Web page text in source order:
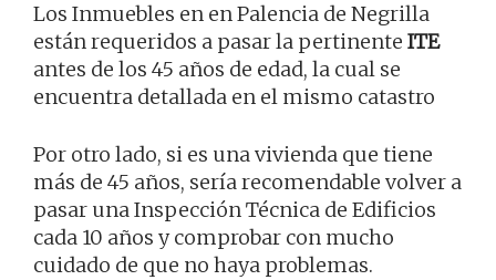
Los Inmuebles en en Palencia de Negrilla
están requeridos a pasar la pertinente ITE
antes de los 45 años de edad, la cual se
encuentra detallada en el mismo catastro
Por otro lado, si es una vivienda que tiene
más de 45 años, sería recomendable volver a
pasar una Inspección Técnica de Edificios
cada 10 años y comprobar con mucho
cuidado de que no haya problemas.